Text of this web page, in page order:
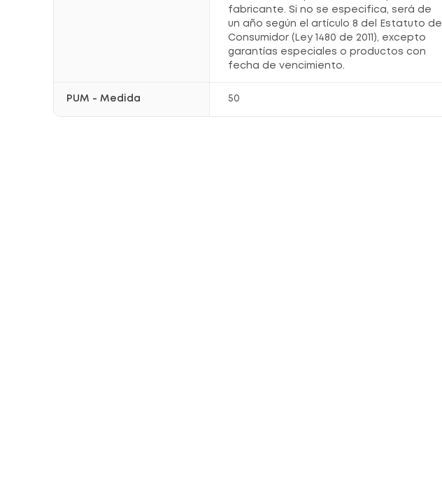
fabricante. Si no se especifica, será de
un año según el artículo 8 del Estatuto de
Consumidor (Ley 1480 de 2011), excepto
garantías especiales o productos con
fecha de vencimiento.
PUM - Medida 50